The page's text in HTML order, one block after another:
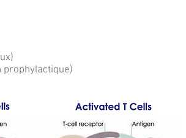
prophylactique)